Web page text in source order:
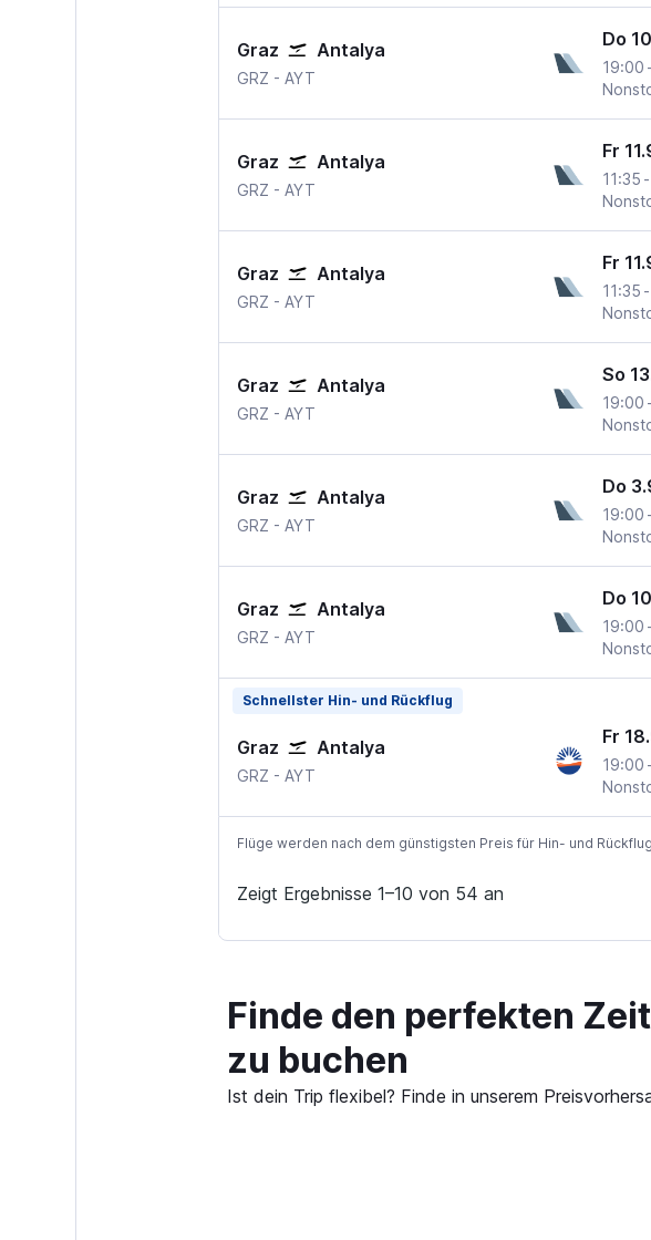
Graz Antalya
GRZ Graz
- AYT
Do
19:00 -
Graz Antalya
GRZ Graz
- AYT
Fr
11:35 -
Graz Antalya
GRZ Graz
- AYT
Fr
11:35 -
Graz Antalya
GRZ Graz
- AYT
So
19:00 -
Graz Antalya
GRZ Graz
- AYT
Do
19:00 -
Graz Antalya
GRZ Graz
- AYT
Do
19:00 -
Schnellster Hin- und Rückflug
Graz Antalya
GRZ Graz
- AYT
Fr
19:00 -
Flüge werden nach dem günstigsten Preis für Hin- und
Zeigt Ergebnisse 1–10 von 54 an
Finde den perfekten
zu buchen
Ist dein Trip flexibel? Finde in unserem